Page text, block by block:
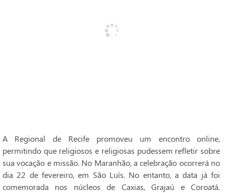
A Regional de Recife promoveu um encontro online,
permitindo que religiosos e religiosas pudessem refletir sobre
sua vocação e missão. No Maranhão, a celebração ocorrerá no
dia 22 de fevereiro, em São Luís. No entanto, a data já foi
comemorada nos núcleos de Caxias, Grajaú e Coroatá.